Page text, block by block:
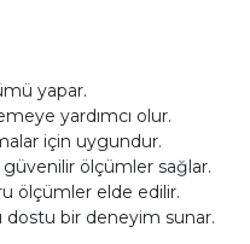
yapar.
yardımcı olur.
için uygundur.
güvenilir ölçümler sağlar.
ölçümler elde edilir.
dostu bir deneyim sunar.